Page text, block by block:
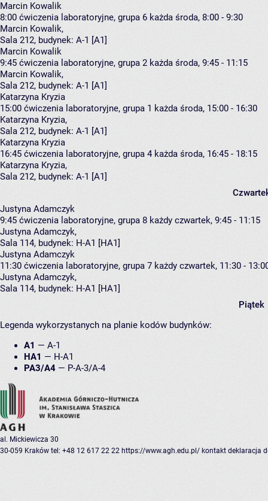
Marcin Kowalik
8:00 ćwiczenia laboratoryjne, grupa 6 każda środa, 8:00 - 9:30
Marcin Kowalik,
Sala 212, budynek: A-1 [A1]
Marcin Kowalik
9:45 ćwiczenia laboratoryjne, grupa 2 każda środa, 9:45 - 11:15
Marcin Kowalik,
Sala 212, budynek: A-1 [A1]
Katarzyna Kryzia
15:00 ćwiczenia laboratoryjne, grupa 1 każda środa, 15:00 - 16:30
Katarzyna Kryzia,
Sala 212, budynek: A-1 [A1]
Katarzyna Kryzia
16:45 ćwiczenia laboratoryjne, grupa 4 każda środa, 16:45 - 18:15
Katarzyna Kryzia,
Sala 212, budynek: A-1 [A1]
Justyna Adamczyk
9:45 ćwiczenia laboratoryjne, grupa 8 każdy czwartek, 9:45 - 11:15
Justyna Adamczyk,
Sala 114, budynek: H-A1 [HA1]
Justyna Adamczyk
11:30 ćwiczenia laboratoryjne, grupa 7 każdy czwartek, 11:30 -
Justyna Adamczyk,
Sala 114, budynek: H-A1 [HA1]
Piątek
Legenda wykorzystanych na planie kodów budynków:
A1 — A-1
HA1 — H-A1
PA3/A4 — P-A-3/A-4
al. Mickiewicza 30
30-059 Kraków tel: +48 12 617 22 22 https://www.agh.edu.pl/ kontakt deklaracja